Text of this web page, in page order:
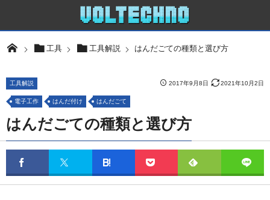
工具 工具解説 はんだごての種類と選び方
2017年9月8日 2021年10月2日
工具解説
電子工作 はんだ付け はんだごて
はんだごての種類と選び方